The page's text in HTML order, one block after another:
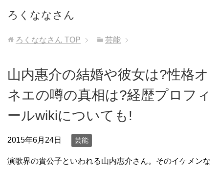
ろくななさん
ろくななさん TOP 芸能
山内惠介の結婚や彼女は?性格オ
ネエの噂の真相は?経歴プロフィ
ールwikiについても!
2015年6月24日 芸能
演歌界の貴公子といわれる山内惠介さん。そのイケメンな